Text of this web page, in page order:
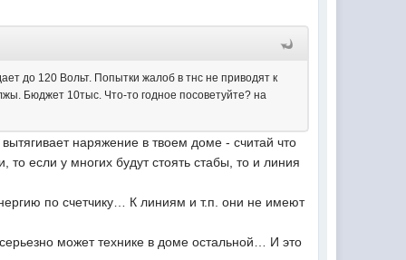
до 120 Вольт. Попытки жалоб в тнс не приводят к
Бюджет 10тыс. Что-то годное посоветуйте? на
наряжение в твоем доме - считай что
то если у многих будут стоять стабы, то и линия
по счетчику… К линиям и т.п. они не имеют
может технике в доме остальной… И это